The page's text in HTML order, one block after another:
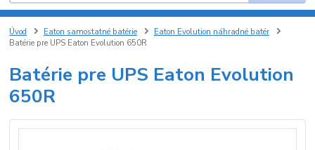
Úvod Eaton samostatné batérie
Eaton Evolution náhradné batér
Batérie pre UPS Eaton Evolution 650R
Batérie pre UPS Eaton Evolution
650R